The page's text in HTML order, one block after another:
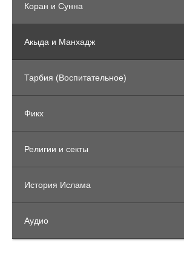
Коран и Сунна
Акыда и Манхадж
Тарбия (Воспитательное)
Фикх
Религии и секты
История Ислама
Аудио